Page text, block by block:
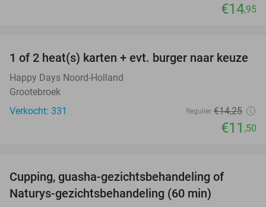
€14,95
19%
1 of 2 heat(s) karten + evt. burger naar keuze
Happy Days Noord-Holland
Grootebroek
Verkocht: 331
Regulier €14,25
€11 ,50
Cupping, guasha-gezichtsbehandeling of
Naturys-gezichtsbehandeling (60 min)